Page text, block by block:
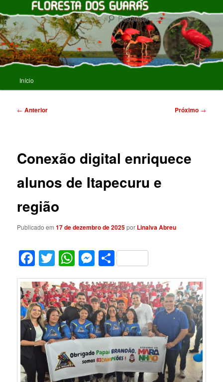
para
o
conteúdo
principalFLORESTA DOS GUARAS
principal
Início
Navegação
← Anterior Próximo →
Conexão digital enriquece
alunos de Itapecuru e
região
Publicado em17 de dezembro de 2025por Linalva Abreu
Facebook
Twitter
WhatsApp
Messenger
Share